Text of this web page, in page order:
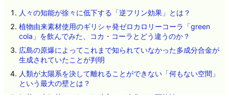
人々の知能が徐々に低下する「逆フリン効果」とは？
植物由来素材使用のギリシャ発ゼロカロリーコーラ「green
cola」を飲んでみた、コカ・コーラとどう違うのか？
広島の原爆によってこれまで知られていなかった多成分合金が
生成されていたことが判明
人類が太陽系を決して離れることができない「何もない空間」
という最大の壁とは？
細菌と古細菌はそれぞれ独立して進化した可能性